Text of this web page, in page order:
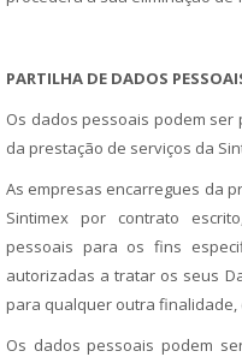
PARTILHA DE DADOS
Os dados pessoais podem
da prestação de serviços da
As empresas encarregues da
Sintimex por contrato
pessoais para os fins
autorizadas a tratar os seus
para qualquer outra
Os dados pessoais podem